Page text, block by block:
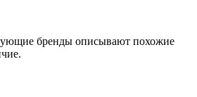
бренды описывают похожие